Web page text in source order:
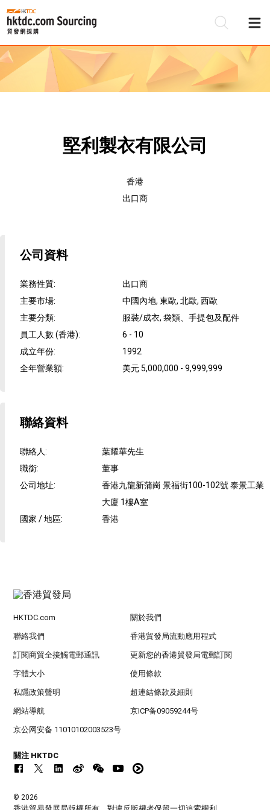
堅利製衣有限公司
香港
出口商
公司資料
業務性質:
出口商
主要市場:
中國內地, 東歐, 北歐, 西歐
主要分類:
服裝/成衣, 袋類、手提包及配件
員工人數 (香港):
6 - 10
成立年份:
1992
全年營業額: 美元 5,000,000 - 9,999,999
聯絡資料
聯絡人:
葉耀華先生
職銜:
董事
公司地址:
香港九龍新蒲崗 景福街100-102號 泰景工業
大廈 1樓A室
國家 / 地區: 香港
HKTDC.com 關於我們
聯絡我們 香港貿發局流動應用程式
訂閱商貿全接觸電郵通訊 更新您的香港貿發局電郵訂閱
字體大小 使用條款
私隱政策聲明 超連結條款及細則
網站導航 京ICP备09059244号
京公网安备 11010102003523号
關注 HKTDC
© 2026